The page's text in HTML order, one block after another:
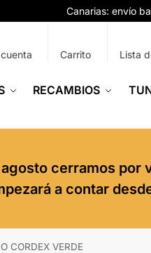
Canarias: envío
Carrito Lista
RECAMBIOS
cerramos
a contar
CORDEX VERDE